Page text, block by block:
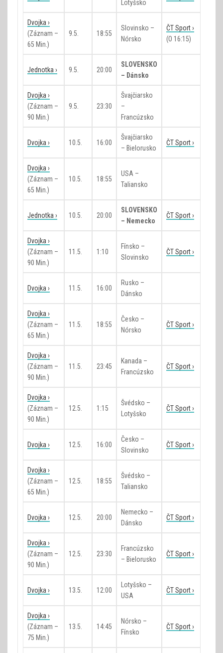
Lotyšsko
Dvojka ›
(záznam –
65 Min.)
9.5. 18:55
Slovinsko –
Nórsko
ČT Sport ›
(o 16:15)
Jednotka › 9.5. 20:00
SLOVENSKO
– Dánsko
Dvojka ›
(záznam –
90 Min.)
9.5. 23:30
Švajčiarsko
–
Francúzsko
Dvojka › 10.5. 16:00
Švajčiarsko
– Bielorusko
ČT Sport ›
Dvojka ›
(záznam –
65 Min.)
10.5. 18:55
USA –
Taliansko
Jednotka › 10.5. 20:00
SLOVENSKO
– Nemecko
ČT Sport ›
Dvojka ›
(záznam –
90 Min.)
11.5. 1:10
Fínsko –
Slovinsko
ČT Sport ›
Dvojka › 11.5. 16:00
Rusko –
Dánsko
Dvojka ›
(záznam –
65 Min.)
11.5. 18:55
Česko –
Nórsko
ČT Sport ›
Dvojka ›
(záznam –
90 Min.)
11.5. 23:45
Kanada –
Francúzsko
ČT Sport ›
Dvojka ›
(záznam –
90 Min.)
12.5. 1:15
Švédsko –
Lotyšsko
ČT Sport ›
Dvojka › 12.5. 16:00
Česko –
Slovinsko
ČT Sport ›
Dvojka ›
(záznam –
65 Min.)
12.5. 18:55
Švédsko –
Taliansko
Dvojka › 12.5. 20:00
Nemecko –
Dánsko
ČT Sport ›
Dvojka ›
(záznam –
90 Min.)
12.5. 23:30
Francúzsko
– Bielorusko
ČT Sport ›
Dvojka › 13.5. 12:00
Lotyšsko –
USA
ČT Sport ›
Dvojka ›
(záznam –
75 Min.)
13.5. 14:45
Nórsko –
Fínsko
ČT Sport ›